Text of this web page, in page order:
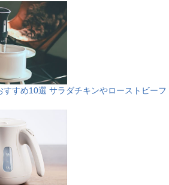
すすめ10選 サラダチキンやローストビーフ